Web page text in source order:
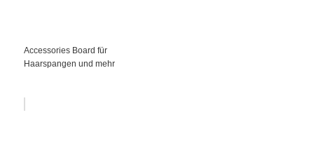
Accessories Board für
Haarspangen und mehr